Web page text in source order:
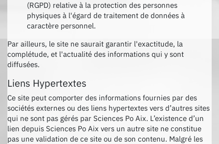
(RGPD) relative à la protection des personnes
physiques à l'égard de traitement de données à
caractère personnel.
Par ailleurs, le site ne saurait garantir l'exactitude, la
complétude, et l'actualité des informations qui y sont
diffusées.
Liens Hypertextes
Ce site peut comporter des informations fournies par des
sociétés externes ou des liens hypertextes vers d’autres sites
qui ne sont pas gérés par Sciences Po Aix. L’existence d’un
lien depuis Sciences Po Aix vers un autre site ne constitue
pas une validation de ce site ou de son contenu. Malgré les